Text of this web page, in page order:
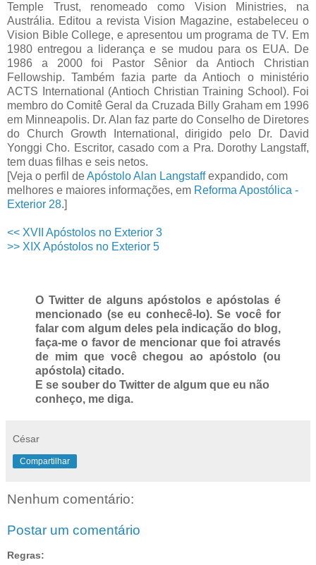
Temple Trust, renomeado como Vision Ministries, na
Austrália. Editou a revista Vision Magazine, estabeleceu o
Vision Bible College, e apresentou um programa de TV. Em
1980 entregou a liderança e se mudou para os EUA. De
1986 a 2000 foi Pastor Sênior da Antioch Christian
Fellowship. Também fazia parte da Antioch o ministério
ACTS International (Antioch Christian Training School). Foi
membro do Comitê Geral da Cruzada Billy Graham em 1996
em Minneapolis. Dr. Alan faz parte do Conselho de Diretores
do Church Growth International, dirigido pelo Dr. David
Yonggi Cho. Escritor, casado com a Pra. Dorothy Langstaff,
tem duas filhas e seis netos.
[Veja o perfil deApóstolo Alan Langstaffexpandido, com
melhores e maiores informações, em Reforma Apostólica -
Exterior 28.]
<< XVII Apóstolos no Exterior 3
>> XIX Apóstolos no Exterior 5
O Twitter de alguns apóstolos e apóstolas é
mencionado (se eu conhecê-lo). Se você for
falar com algum deles pela indicação do blog,
faça-me o favor de mencionar que foi através
de mim que você chegou ao apóstolo (ou
apóstola) citado.
E se souber do Twitter de algum que eu não
conheço, me diga.
César
Compartilhar
Nenhum comentário:
Postar um comentário
Regras: